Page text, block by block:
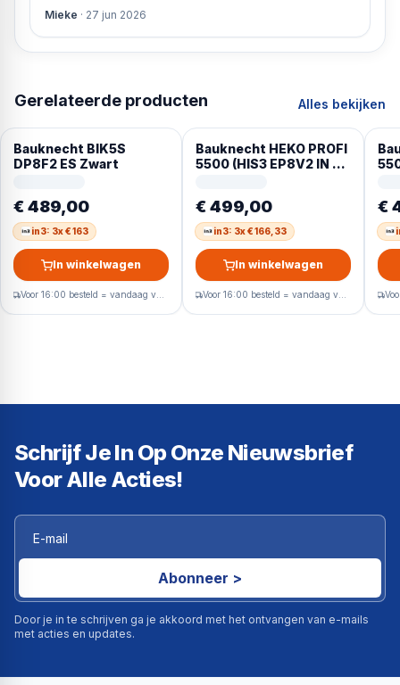
Mieke · 27 jun 2026
Gerelateerde producten Alles bekijken
Bauknecht BIK5S
DP8F2 ES Zwart
€ 489,00
in3: 3x € 163
In winkelwagen
Bauknecht HEKO PROFI
5500 (HIS3 EP8V2 IN +
Roestvrijstaal
€ 499,00
in3: 3x € 166,33
In winkelwagen
€
Schrijf Je In Op Onze Nieuwsbrief
Voor Alle Acties!
Abonneer >
Door je in te schrijven ga je akkoord met het ontvangen van e-mails
met acties en updates.